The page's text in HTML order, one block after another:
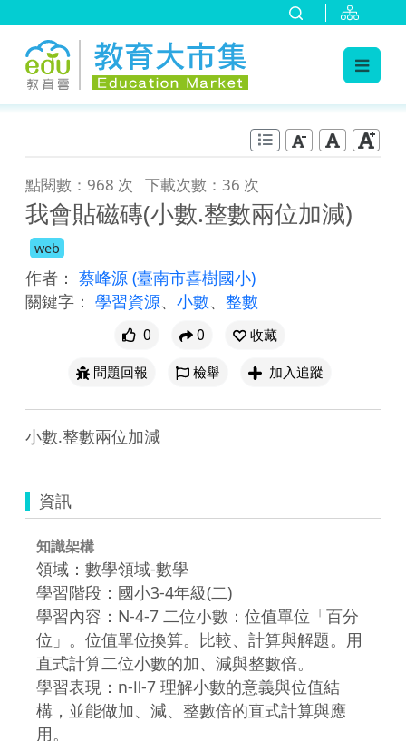
點閱數：968 次 下載次數：36 次
我會貼磁磚(小數.整數兩位加減)
web
作者： 蔡峰源 (臺南市喜樹國小)
關鍵字： 學習資源、 小數、 整數
0 0
收藏
問題回報
檢舉 加入追蹤
小數.整數兩位加減
資訊
知識架構
領域：數學領域-數學
學習階段：國小3-4年級(二)
學習內容：N-4-7 二位小數：位值單位「百分
位」。位值單位換算。比較、計算與解題。用
直式計算二位小數的加、減與整數倍。
學習表現：n-Ⅱ-7 理解小數的意義與位值結
構，並能做加、減、整數倍的直式計算與應
用。